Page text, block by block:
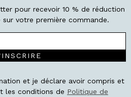
pour recevoir 10 % de réduction
votre première commande.
et je déclare avoir compris et
les conditions de Politique de